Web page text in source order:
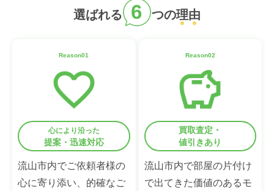
選ばれる 6 つの理由
Reason01
心により沿った
提案・迅速対応
流山市内でご依頼者様の
心に寄り添い、的確なご
Reason02
買取査定・
値引きあり
流山市内で部屋の片付け
で出てきた価値のあるモ